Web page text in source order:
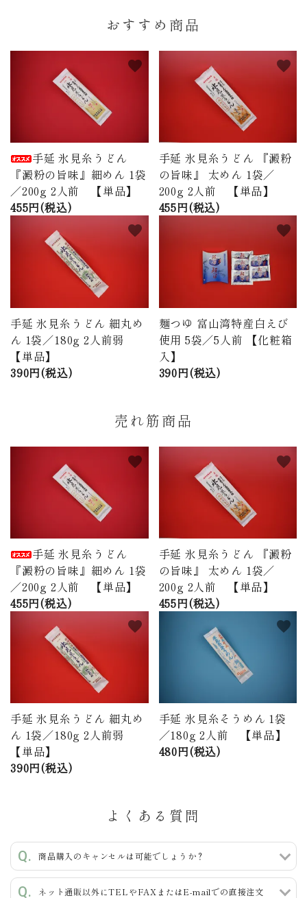
おすすめ商品
手延 氷見糸うどん
『澱粉の旨味』細めん 1袋
／200g 2人前 【単品】
455円(税込)
favorite
手延 氷見糸うどん 『澱粉
の旨味』 太めん 1袋／
200g 2人前 【単品】
455円(税込)
favorite
手延 氷見糸うどん 細丸め
ん 1袋／180g 2人前弱
【単品】
390円(税込)
favorite
麺つゆ 富山湾特産白えび
使用 5袋／5人前 【化粧箱
入】
390円(税込)
favorite
売れ筋商品
手延 氷見糸うどん
『澱粉の旨味』細めん 1袋
／200g 2人前 【単品】
455円(税込)
favorite
手延 氷見糸うどん 『澱粉
の旨味』 太めん 1袋／
200g 2人前 【単品】
455円(税込)
favorite
手延 氷見糸うどん 細丸め
ん 1袋／180g 2人前弱
【単品】
390円(税込)
favorite
手延 氷見糸そうめん 1袋
／180g 2人前 【単品】
480円(税込)
favorite
よくある質問
商品購入のキャンセルは可能でしょうか？
ネット通販以外にTELやFAXまたはE-mailでの直接注文